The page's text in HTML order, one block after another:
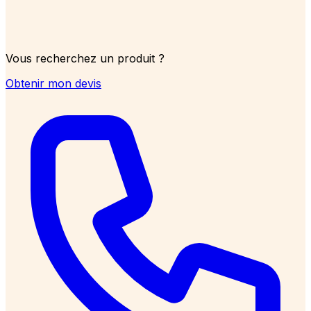
Vous recherchez un produit ?
Obtenir mon devis